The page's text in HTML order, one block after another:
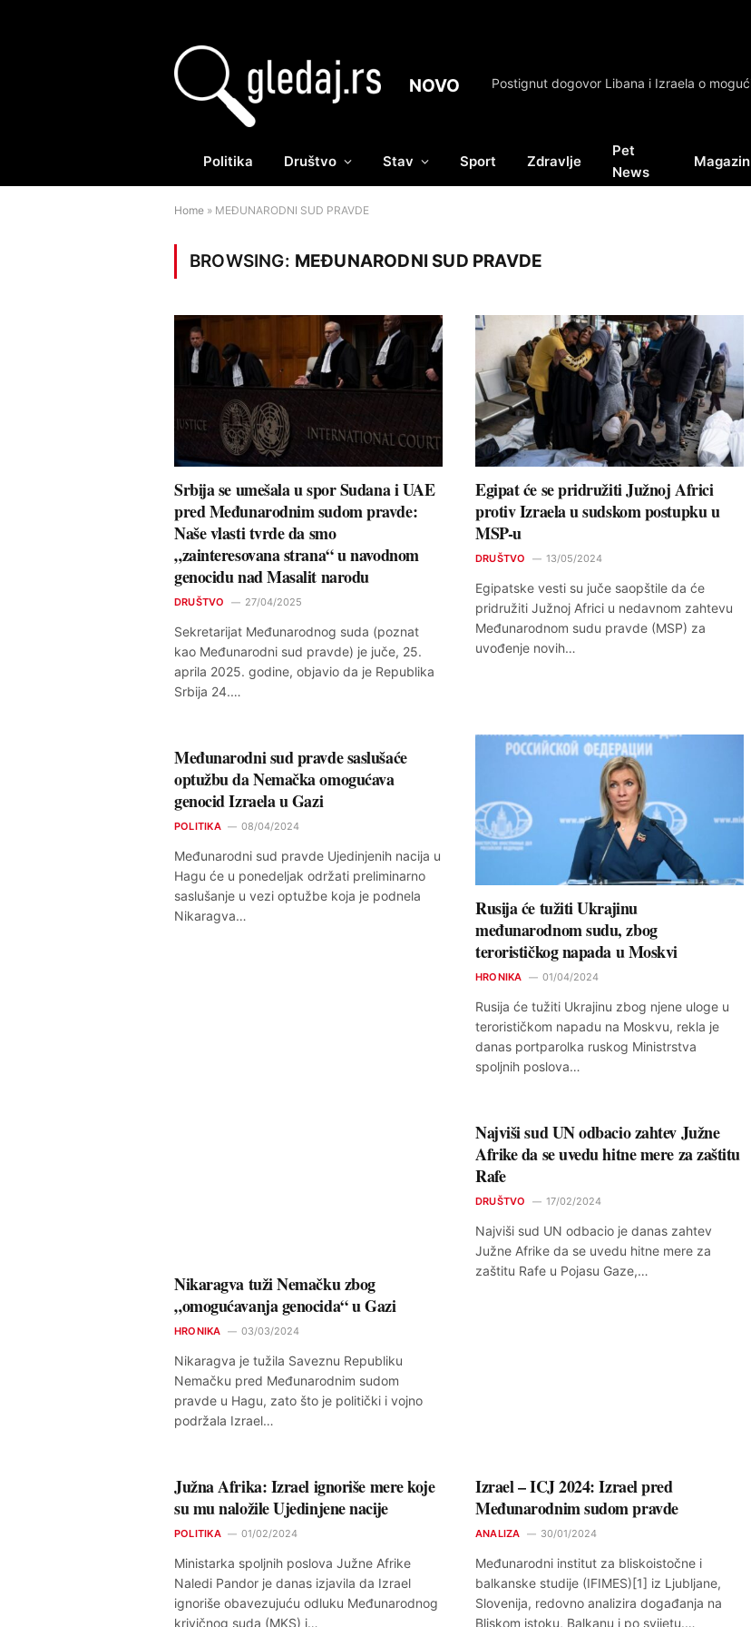
NOVO
Politika Društvo Stav Sport Zdravlje
Pet
News
Magazin
Home » MEĐUNARODNI SUD PRAVDE
BROWSING: MEĐUNARODNI SUD PRAVDE
Srbija se umešala u spor Sudana i UAE
pred Međunarodnim sudom pravde:
Naše vlasti tvrde da smo
„zainteresovana strana“ u navodnom
genocidu nad Masalit narodu
DRUŠTVO 27/04/2025
Sekretarijat Međunarodnog suda (poznat
kao Međunarodni sud pravde) je juče, 25.
aprila 2025. godine, objavio da je Republika
Srbija 24.…
Egipat će se pridružiti Južnoj Africi
protiv Izraela u sudskom postupku u
MSP-u
DRUŠTVO 13/05/2024
Egipatske vesti su juče saopštile da će
pridružiti Južnoj Africi u nedavnom zahtevu
Međunarodnom sudu pravde (MSP) za
uvođenje novih…
Međunarodni sud pravde saslušaće
optužbu da Nemačka omogućava
genocid Izraela u Gazi
POLITIKA 08/04/2024
Međunarodni sud pravde Ujedinjenih nacija u
Hagu će u ponedeljak održati preliminarno
saslušanje u vezi optužbe koja je podnela
Nikaragva…
Rusija će tužiti Ukrajinu
međunarodnom sudu, zbog
terorističkog napada u Moskvi
HRONIKA 01/04/2024
Rusija će tužiti Ukrajinu zbog njene uloge u
terorističkom napadu na Moskvu, rekla je
danas portparolka ruskog Ministrstva
spoljnih poslova…
Nikaragva tuži Nemačku zbog
„omogućavanja genocida“ u Gazi
HRONIKA 03/03/2024
Nikaragva je tužila Saveznu Republiku
Nemačku pred Međunarodnim sudom
pravde u Hagu, zato što je politički i vojno
podržala Izrael…
Najviši sud UN odbacio zahtev Južne
Afrike da se uvedu hitne mere za zaštitu
Rafe
DRUŠTVO 17/02/2024
Najviši sud UN odbacio je danas zahtev
Južne Afrike da se uvedu hitne mere za
zaštitu Rafe u Pojasu Gaze,…
Južna Afrika: Izrael ignoriše mere koje
su mu naložile Ujedinjene nacije
POLITIKA 01/02/2024
Ministarka spoljnih poslova Južne Afrike
Naledi Pandor je danas izjavila da Izrael
ignoriše obavezujuću odluku Međunarodnog
krivičnog suda (MKS) i…
Izrael – ICJ 2024: Izrael pred
Međunarodnim sudom pravde
ANALIZA 30/01/2024
Međunarodni institut za bliskoistočne i
balkanske studije (IFIMES)[1] iz Ljubljane,
Slovenija, redovno analizira događanja na
Bliskom istoku, Balkanu i po svijetu.…